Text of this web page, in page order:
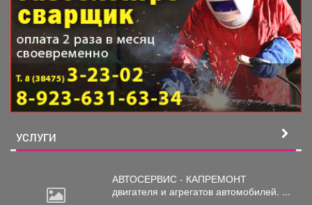
УСЛУГИ
АВТОСЕРВИС - КАПРЕМОНТ
двигателя и агрегатов автомобилей. ...